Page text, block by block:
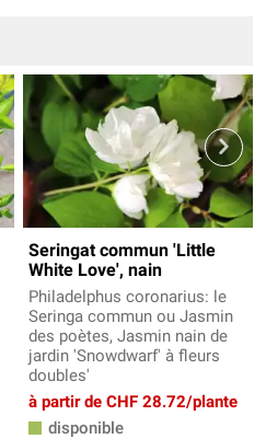
Seringat commun 'Little
White Love', nain
Philadelphus coronarius: le
Seringa commun ou Jasmin
des poètes, Jasmin nain de
jardin 'Snowdwarf' à fleurs
doubles'
à partir de CHF 28.72/plante
disponible